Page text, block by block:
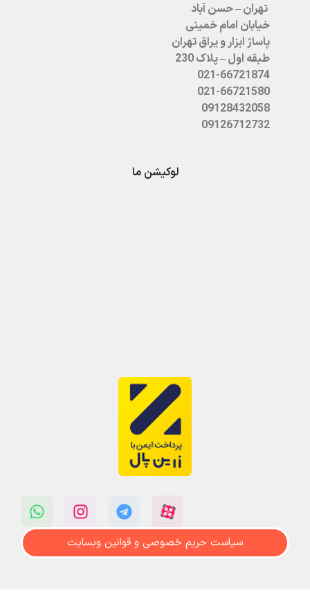
تهران – حسن آباد
خیابان امام خمینی
پاساژ ابزار و یراق تهران
طبقه اول – پلاک 230
021-66721874
021-66721580
09128432058
09126712732
لوکیشن ما
سیاست حریم خصوصی و قوانین وبسایت